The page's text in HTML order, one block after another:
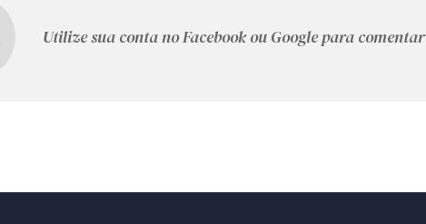
Utilize sua conta no Facebook ou Google para comentar